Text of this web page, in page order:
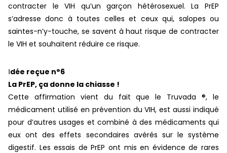
contracter le VIH qu’un garçon hétérosexuel. La PrEP
s’adresse donc à toutes celles et ceux qui, salopes ou
saintes-n’y-touche, se savent à haut risque de contracter
le VIH et souhaitent réduire ce risque.
Idée reçue n°6
La PrEP, ça donne la chiasse !
Cette affirmation vient du fait que le Truvada ®, le
médicament utilisé en prévention du VIH, est aussi indiqué
pour d’autres usages et combiné à des médicaments qui
eux ont des effets secondaires avérés sur le système
digestif. Les essais de PrEP ont mis en évidence de rares